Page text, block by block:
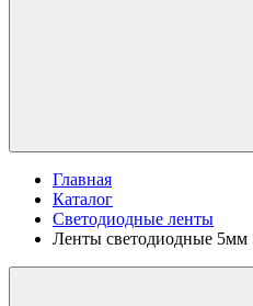
Главная
Каталог
Светодиодные ленты
Ленты светодиодные 5мм